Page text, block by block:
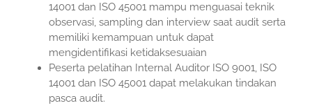
14001 dan ISO 45001 mampu menguasai teknik
observasi, sampling dan interview saat audit serta
memiliki kemampuan untuk dapat
mengidentifikasi ketidaksesuaian
Peserta pelatihan Internal Auditor ISO 9001, ISO
14001 dan ISO 45001 dapat melakukan tindakan
pasca audit.